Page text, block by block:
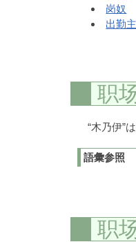
岗奴
出勤
职
“木乃伊”
語彙参照
职